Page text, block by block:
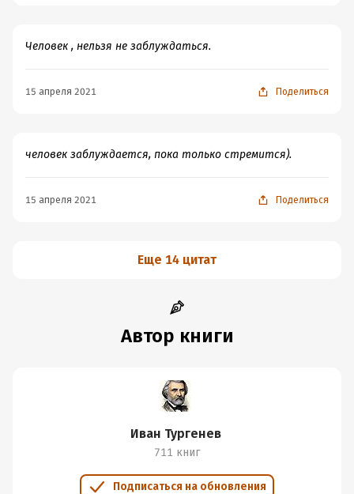
Кстати,эти варианты были учтены переводчиком при
этой статьей Тургенева, не пожалеет, ознакомившись с
Человек , нельзя не заблуждаться.
15 апреля 2021 Поделиться
человек заблуждается, пока только стремится).
15 апреля 2021 Поделиться
Еще 14 цитат
Автор книги
Иван Тургенев
711 книг
Подписаться на обновления